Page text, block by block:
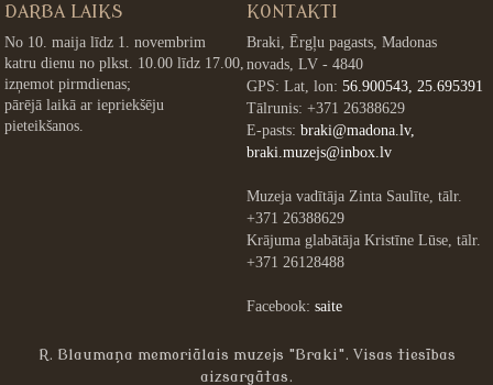
DARBA LAIKS
No 10. maija līdz 1. novembrim
katru dienu no plkst. 10.00 līdz 17.00,
izņemot pirmdienas;
pārējā laikā ar iepriekšēju
pieteikšanos.
KONTAKTI
Braki, Ērgļu pagasts, Madonas
novads, LV - 4840
GPS: Lat, lon: 56.900543, 25.695391
Tālrunis: +371 26388629
E-pasts: braki@madona.lv,
braki.muzejs@inbox.lv
Muzeja vadītāja Zinta Saulīte, tālr.
+371 26388629
Krājuma glabātāja Kristīne Lūse, tālr.
+371 26128488
Facebook: saite
R. Blaumaņa memoriālais muzejs "Braki". Visas tiesības
aizsargātas.